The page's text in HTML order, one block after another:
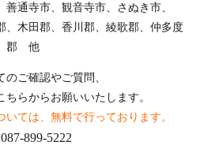
通寺市、観音寺市、さぬき市、
、木田郡、香川郡、綾歌郡、仲多度
郡 他
のご確認やご質問、
らからお願いいたします。
ては、無料で行っております。
899-5222